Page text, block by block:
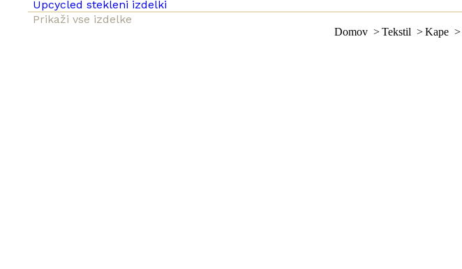
Upcycled stekleni izdelki
Prikaži vse izdelke
You are here:
Domov Tekstil Kape